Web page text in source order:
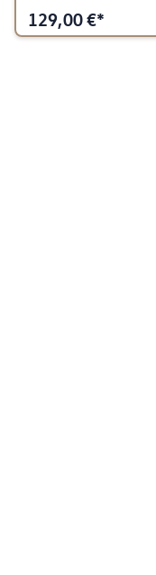
129,00€*